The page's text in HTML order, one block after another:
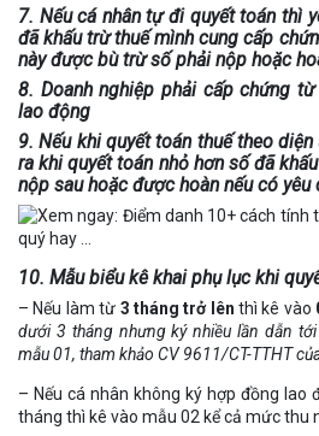
7. Nếu cá nhân tự đi quyết toán thì
đã khấu trừ thuế mình cung cấp
này được bù trừ số phải nộp hoặc
8. Doanh nghiệp phải cấp chứng
lao động
9. Nếu khi quyết toán thuế theo
ra khi quyết toán nhỏ hơn số đã
nộp sau hoặc được hoàn nếu có yêu
10. Mẫu biểu kê khai phụ lục khi
– Nếu làm từ 3 tháng trở lên thì kê vào
dưới 3 tháng nhưng kýnhiều lần dẫn
mẫu 01, tham khảo CV 9611/CT-TTHT
– Nếu cá nhân không ký hợp đồng lao
tháng thì kê vào mẫu 02 kể cả mức thu